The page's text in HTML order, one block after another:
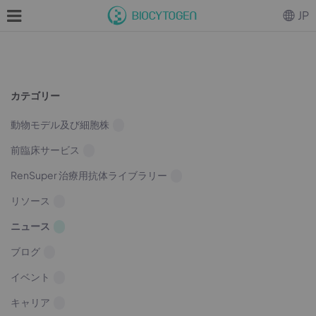
カテゴリー
動物モデル及び細胞株
前臨床サービス
RenSuper 治療用抗体ライブラリー
リソース
ニュース
ブログ
イベント
キャリア
JP